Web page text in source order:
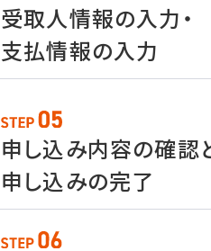
受取人情報の入力・
支払情報の入力
申し込み内容の確認
申し込みの完了